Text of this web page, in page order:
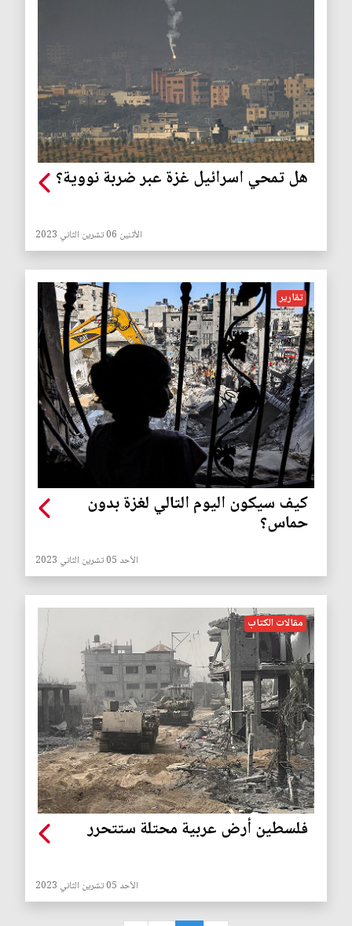
هل تمحي اسرائيل غزة عبر ضربة نووية؟
الأثنين 06 تشرين الثاني 2023
تقارير
كيف سيكون اليوم التالي لغزة بدون
حماس؟
الأحد 05 تشرين الثاني 2023
مقالات الكتاب
فلسطين أرض عربية محتلة ستتحرر
الأحد 05 تشرين الثاني 2023